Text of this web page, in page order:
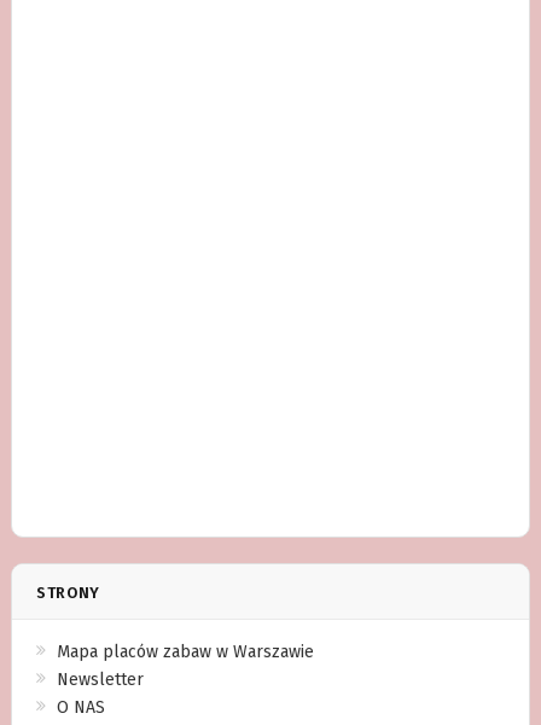
STRONY
Mapa placów zabaw w Warszawie
Newsletter
O NAS